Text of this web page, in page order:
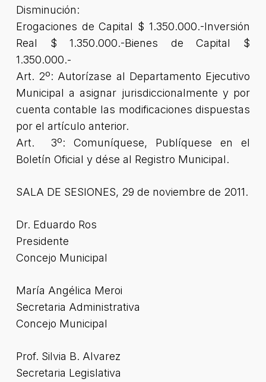
Disminución:
Erogaciones de Capital $ 1.350.000.-Inversión
Real $ 1.350.000.-Bienes de Capital $
1.350.000.-
Art. 2º: Autorízase al Departamento Ejecutivo
Municipal a asignar jurisdiccionalmente y por
cuenta contable las modificaciones dispuestas
por el artículo anterior.
Art. 3º: Comuníquese, Publíquese en el
Boletín Oficial y dése al Registro Municipal.
SALA DE SESIONES, 29 de noviembre de 2011.
Dr. Eduardo Ros
Presidente
Concejo Municipal
María Angélica Meroi
Secretaria Administrativa
Concejo Municipal
Prof. Silvia B. Alvarez
Secretaria Legislativa